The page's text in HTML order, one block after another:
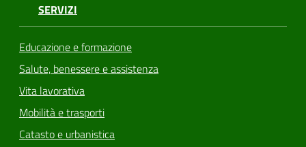
SERVIZI
Educazione e formazione
Salute, benessere e assistenza
Vita lavorativa
Mobilità e trasporti
Catasto e urbanistica